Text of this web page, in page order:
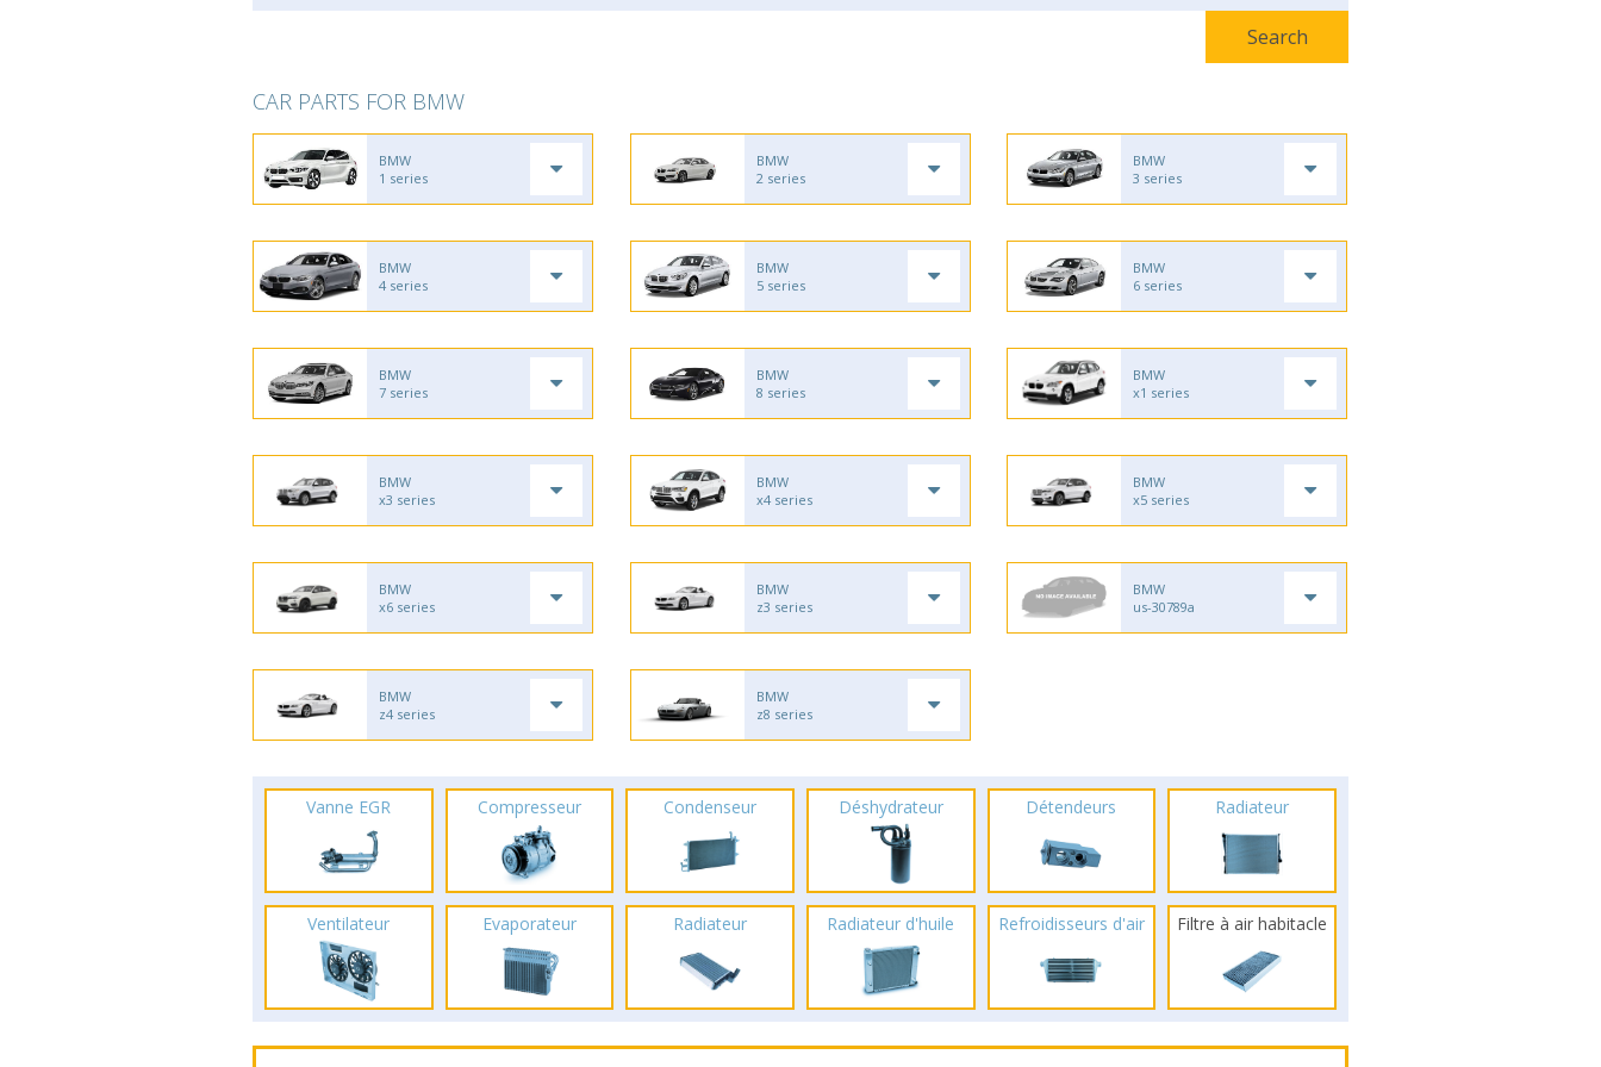
CAR PARTS FOR BMW
BMW
1 series
BMW
2 series
BMW
3 series
BMW
4 series
BMW
5 series
BMW
6 series
BMW
7 series
BMW
8 series
BMW
x1 series
BMW
x3 series
BMW
x4 series
BMW
x5 series
BMW
x6 series
BMW
z3 series
BMW
us-30789a
BMW
z4 series
BMW
z8 series
Vanne EGR Compresseur Condenseur Déshydrateur Détendeurs Radiateur
Ventilateur Evaporateur Radiateur Radiateur d'huile Refroidisseurs d'air Filtre à air habitacle